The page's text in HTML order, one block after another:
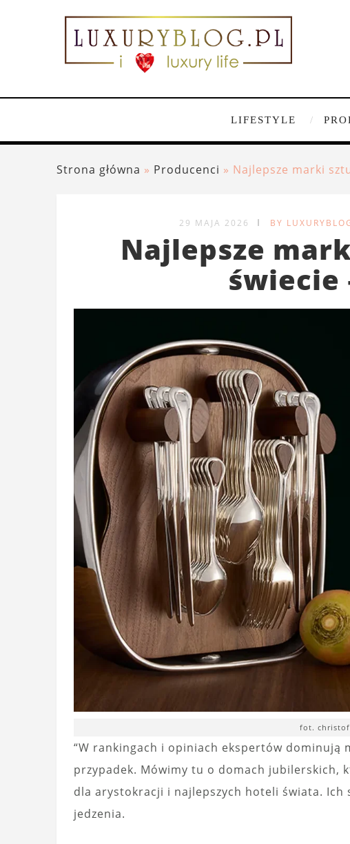
LIFESTYLE
Strona główna » Producenci » Najlepsze marki
29 MAJA 2026 BY
Najlepsze
świecie
fot.
“W rankingach i opiniach ekspertów dominują
przypadek. Mówimy tu o domach jubilerskich,
dla arystokracji i najlepszych hoteli świata. Ich
jedzenia.